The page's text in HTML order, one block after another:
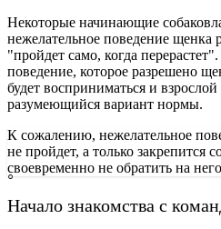
Некоторые начинающие
нежелательное поведение щенка
"пройдет само, когда
поведение, которое разрешено
будет восприниматься и
разумеющийся вариант нормы.
К сожалению, нежелательное
не пройдет, а только закрепится
своевременно не обратить на
Начало знакомства с